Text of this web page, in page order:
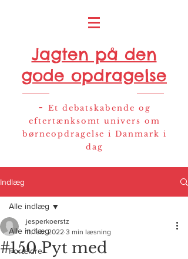
Jagten på den
gode opdragelse
- Et debatskabende og
eftertænksomt univers om
børneopdragelse i Danmark i
dag
Indlæg
Alle indlæg
Forældre
Alle indlæg
#150 Pyt med
jesperkoerstz
11. feb. 2022 3 min læsning